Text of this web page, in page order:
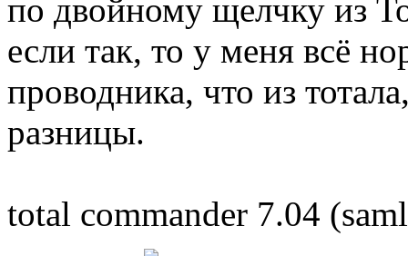
по двойному щелчку из
если так, то у меня всё
проводника, что из
разницы.
total commander 7.04